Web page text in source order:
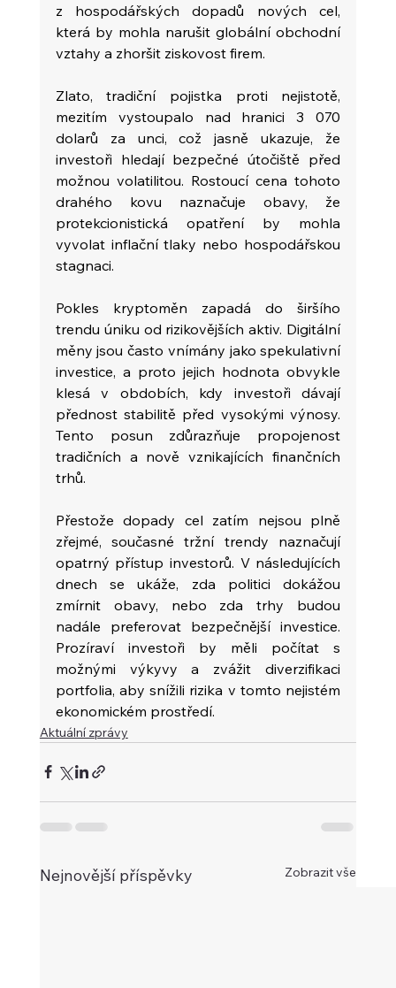
z hospodářských dopadů nových cel,
která by mohla narušit globální obchodní
vztahy a zhoršit ziskovost firem.
Zlato, tradiční pojistka proti nejistotě,
mezitím vystoupalo nad hranici 3 070
dolarů za unci, což jasně ukazuje, že
investoři hledají bezpečné útočiště před
možnou volatilitou. Rostoucí cena tohoto
drahého kovu naznačuje obavy, že
protekcionistická opatření by mohla
vyvolat inflační tlaky nebo hospodářskou
stagnaci.
Pokles kryptoměn zapadá do širšího
trendu úniku od rizikovějších aktiv. Digitální
měny jsou často vnímány jako spekulativní
investice, a proto jejich hodnota obvykle
klesá v obdobích, kdy investoři dávají
přednost stabilitě před vysokými výnosy.
Tento posun zdůrazňuje propojenost
tradičních a nově vznikajících finančních
trhů.
Přestože dopady cel zatím nejsou plně
zřejmé, současné tržní trendy naznačují
opatrný přístup investorů. V následujících
dnech se ukáže, zda politici dokážou
zmírnit obavy, nebo zda trhy budou
nadále preferovat bezpečnější investice.
Prozíraví investoři by měli počítat s
možnými výkyvy a zvážit diverzifikaci
portfolia, aby snížili rizika v tomto nejistém
ekonomickém prostředí.
Aktuální zprávy
Nejnovější příspěvky Zobrazit vše